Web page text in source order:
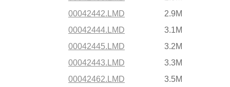
00042442.LMD
2.9M
00042444.LMD
3.1M
00042445.LMD
3.2M
00042443.LMD
3.3M
00042462.LMD
3.5M